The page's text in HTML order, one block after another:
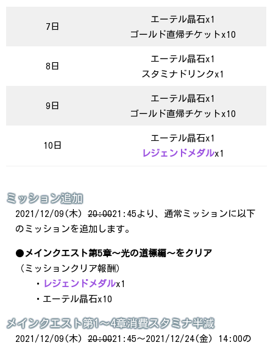
7日
エーテル晶石x1
ゴールド直帰チケットx10
8日
エーテル晶石x1
スタミナドリンクx1
9日
エーテル晶石x1
ゴールド直帰チケットx10
10日
エーテル晶石x1
レジェンドメダルx1
ミッション追加
2021/12/09(木) 20:0021:45より、通常ミッションに以下
のミッションを追加します。
● メインクエスト第5章～光の道標編～をクリア
（ミッションクリア報酬）
・
レジェンドメダルx1
・エーテル晶石x10
メインクエスト第1～4章消費スタミナ半減
2021/12/09(木) 20:0021:45～2021/12/24(金) 14:00の